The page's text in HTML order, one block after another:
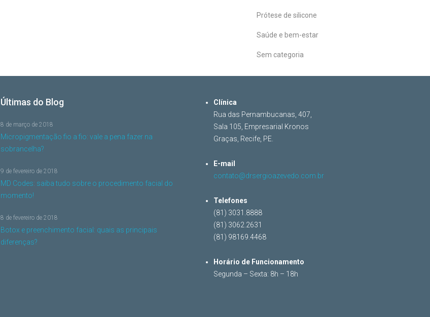
Prótese de silicone
Saúde e bem-estar
Sem categoria
Últimas do Blog
Micropigmentação fio a fio: vale a pena fazer na
sobrancelha?
8 de março de 2018
MD Codes: saiba tudo sobre o procedimento facial do
momento!
9 de fevereiro de 2018
Botox e preenchimento facial: quais as principais
diferenças?
8 de fevereiro de 2018
Clínica
Rua das Pernambucanas, 407,
Sala 105, Empresarial Kronos
Graças, Recife, PE.
E-mail
contato@drsergioazevedo.com.br
Telefones
(81) 3031.8888
(81) 3062.2631
(81) 98169.4468
Horário de Funcionamento
Segunda – Sexta: 8h – 18h